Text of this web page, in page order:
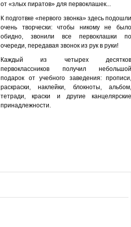
от «злых пиратов» для первоклашек...
К подготвке «первого звонка» здесь подошли
очень творчески: чтобы никому не было
обидно, звонили все первоклашки по
очереди, передавая звонок из рук в руки!
Каждый из четырех десятков
первоклассников получил небольшой
подарок от учебного заведения: прописи,
раскраски, наклейки, блокноты, альбом,
тетради, краски и другие канцелярские
принадлежности.